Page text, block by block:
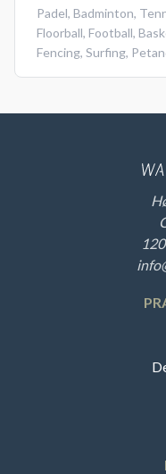
Padel, Badminton,
Floorball, Football,
Fencing, Surfing,